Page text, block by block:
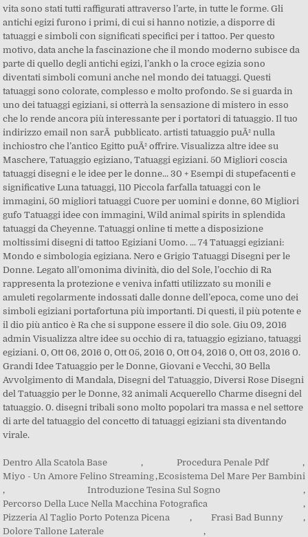
Dentro Alla Scatola Base , Procedura Penale Pdf
,
Miyo - Un Amore Felino Streaming ,Ecosistema Del Mare Per Bambini
,
Introduzione Tesina Sul Sogno
,
Percorso Della Luce Nella Macchina Fotografica
,
Pizzeria Al Taglio Porto Potenza Picena
, Frasi Bad Bunny
,
Dolore Tallone Laterale
,